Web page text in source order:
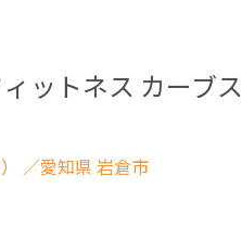
ットネス カーブス
／愛知県 岩倉市